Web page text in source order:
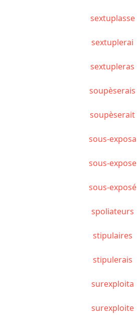
sextuplasse
sextuplerai
sextupleras
soupèserais
soupèserait
sous-exposa
sous-expose
sous-exposé
spoliateurs
stipulaires
stipulerais
surexploita
surexploite